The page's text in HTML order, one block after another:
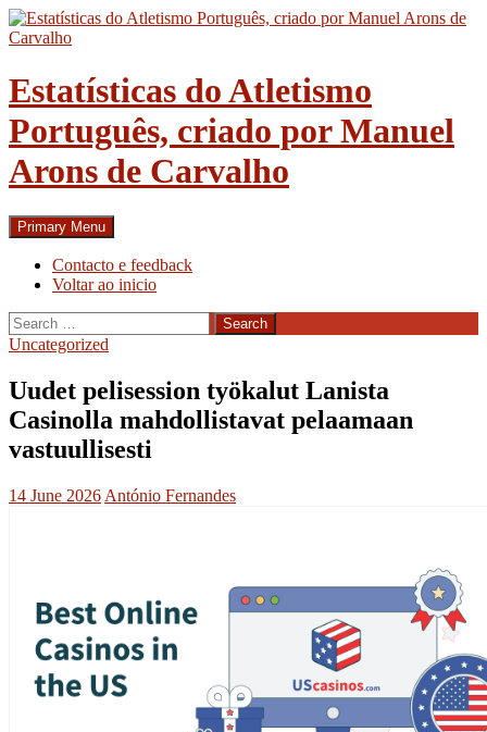
Skip
to
Estatísticas do Atletismo
Português, criado por Manuel
Arons de Carvalho
Search
Primary Menu
Contacto e feedback
Voltar ao inicio
Search
for:
Uncategorized
Uudet pelisession työkalut Lanista
Casinolla mahdollistavat pelaamaan
vastuullisesti
14 June 2026 António Fernandes